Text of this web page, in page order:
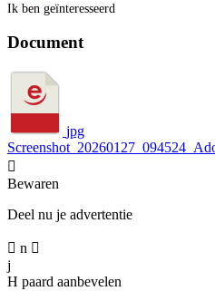
Ik ben geïnteresseerd
Document
jpg

Bewaren
Deel nu je advertentie
 n 
j
H paard aanbevelen